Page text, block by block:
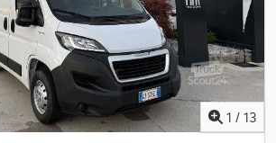
1 / 13